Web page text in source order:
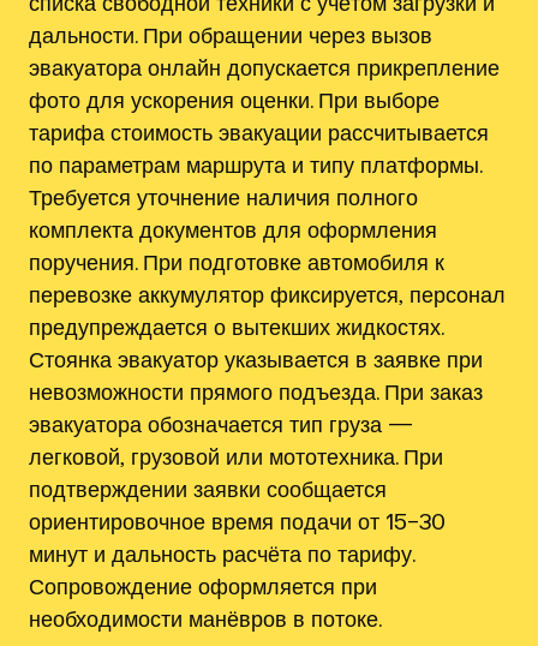
дальности. При обращении через вызов
эвакуатора онлайн допускается прикрепление
фото для ускорения оценки. При выборе
тарифа стоимость эвакуации рассчитывается
по параметрам маршрута и типу платформы.
Требуется уточнение наличия полного
комплекта документов для оформления
поручения. При подготовке автомобиля к
перевозке аккумулятор фиксируется‚ персонал
предупреждается о вытекших жидкостях.
Стоянка эвакуатор указывается в заявке при
невозможности прямого подъезда. При заказ
эвакуатора обозначается тип груза —
легковой‚ грузовой или мототехника. При
подтверждении заявки сообщается
ориентировочное время подачи от 15–30
минут и дальность расчёта по тарифу.
Сопровождение оформляется при
необходимости манёвров в потоке.